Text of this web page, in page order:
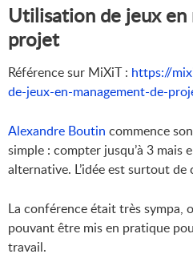
Utilisation de jeux en
projet
Référence sur MiXiT : https://
de-jeux-en-management-de-
Alexandre Boutin commence
simple : compter jusqu’à 3 mais
alternative. L’idée est surtout
La conférence était très sympa,
pouvant être mis en pratique
travail.